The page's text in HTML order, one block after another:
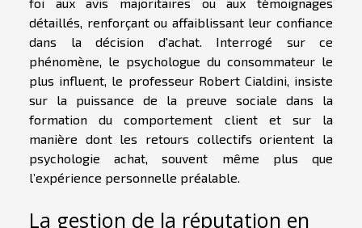
détaillés, renforçant ou affaiblissant leur confiance
dans la décision d'achat. Interrogé sur ce
phénomène, le psychologue du consommateur le
plus influent, le professeur Robert Cialdini, insiste
sur la puissance de la preuve sociale dans la
formation du comportement client et sur la
manière dont les retours collectifs orientent la
psychologie achat, souvent même plus que
l’expérience personnelle préalable.
La gestion de la réputation en